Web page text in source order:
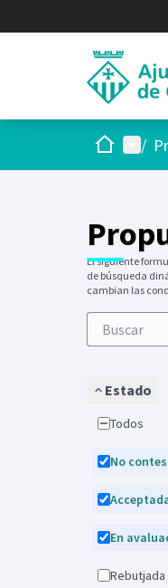
InicioMenú
/
El siguiente
de búsqueda
cambian las
Estado
Todos
No
En
Rebutjada